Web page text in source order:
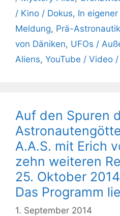
/ Kino / Dokus, In
Meldung, Prä-
von Däniken, UFOs /
Aliens, YouTube / Video
Auf den Spuren
A.A.S. mit Erich
zehn weiteren
25. Oktober
Das Programm
1. September 2014